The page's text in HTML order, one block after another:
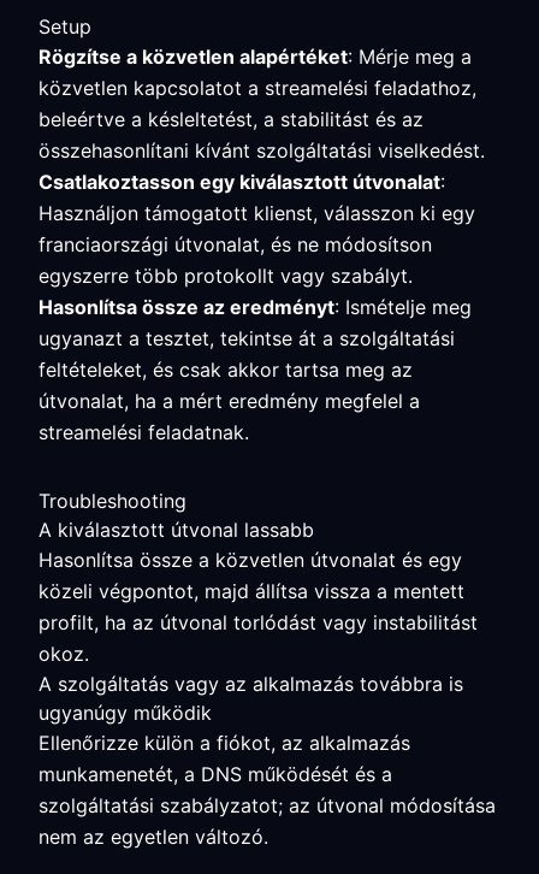
Setup
Rögzítse a közvetlen alapértéket: Mérje meg a
közvetlen kapcsolatot a streamelési feladathoz,
beleértve a késleltetést, a stabilitást és az
összehasonlítani kívánt szolgáltatási viselkedést.
Csatlakoztasson egy kiválasztott útvonalat:
Használjon támogatott klienst, válasszon ki egy
franciaországi útvonalat, és ne módosítson
egyszerre több protokollt vagy szabályt.
Hasonlítsa össze az eredményt: Ismételje meg
ugyanazt a tesztet, tekintse át a szolgáltatási
feltételeket, és csak akkor tartsa meg az
útvonalat, ha a mért eredmény megfelel a
streamelési feladatnak.
Troubleshooting
A kiválasztott útvonal lassabb
Hasonlítsa össze a közvetlen útvonalat és egy
közeli végpontot, majd állítsa vissza a mentett
profilt, ha az útvonal torlódást vagy instabilitást
okoz.
A szolgáltatás vagy az alkalmazás továbbra is
ugyanúgy működik
Ellenőrizze külön a fiókot, az alkalmazás
munkamenetét, a DNS működését és a
szolgáltatási szabályzatot; az útvonal módosítása
nem az egyetlen változó.